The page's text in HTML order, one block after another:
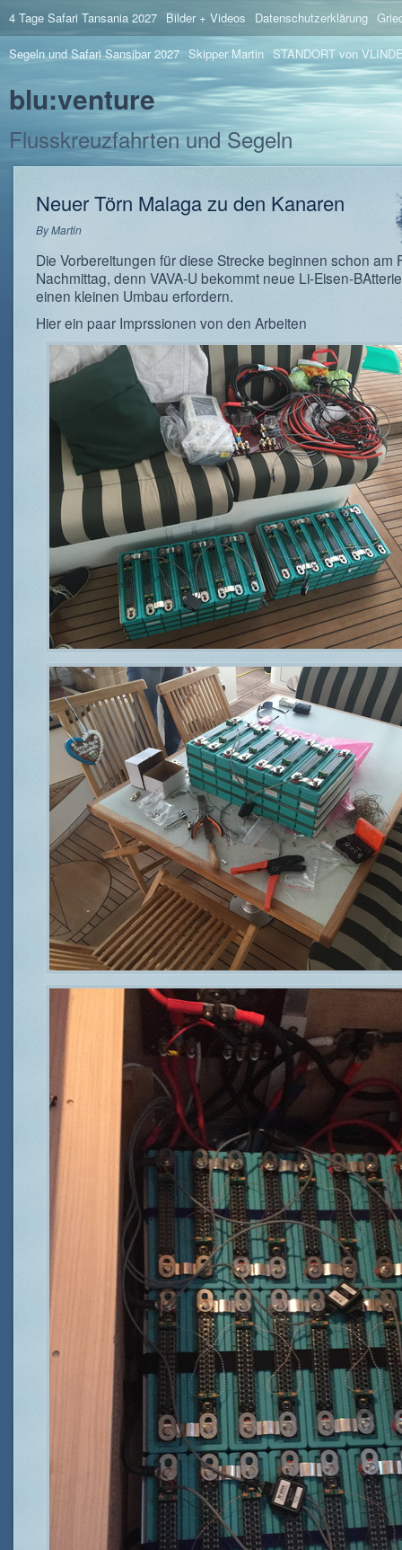
4 Tage Safari Tansania 2027 Bilder + Videos Datenschutzerklärung
Segeln und Safari Sansibar 2027 Skipper Martin STANDORT von
blu:venture
Flusskreuzfahrten und Segeln
Neuer Törn Malaga zu den Kanaren
ByMartin
Die Vorbereitungen für diese Strecke beginnen schon am
Nachmittag, denn VAVA-U bekommt neue Li-Eisen-
einen kleinen Umbau erfordern.
Hier ein paar Imprssionen von den Arbeiten